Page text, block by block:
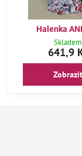
Halenka
Skladem
641,9
Zobrazit